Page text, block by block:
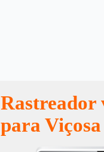
Rastreador
para